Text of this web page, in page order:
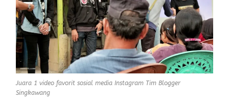
Juara 1 video favorit sosial media Instagram Tim Blogger
Singkawang